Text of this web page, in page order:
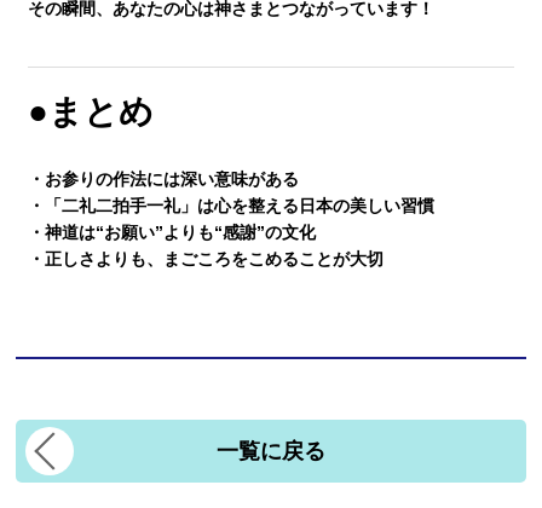
その瞬間、あなたの心は神さまとつながっています！
●まとめ
・お参りの作法には深い意味がある
・「二礼二拍手一礼」は心を整える日本の美しい習慣
・神道は“お願い”よりも“感謝”の文化
・正しさよりも、まごころをこめることが大切
一覧に戻る